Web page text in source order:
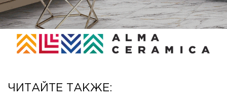
ЧИТАЙТЕ ТАКЖЕ: